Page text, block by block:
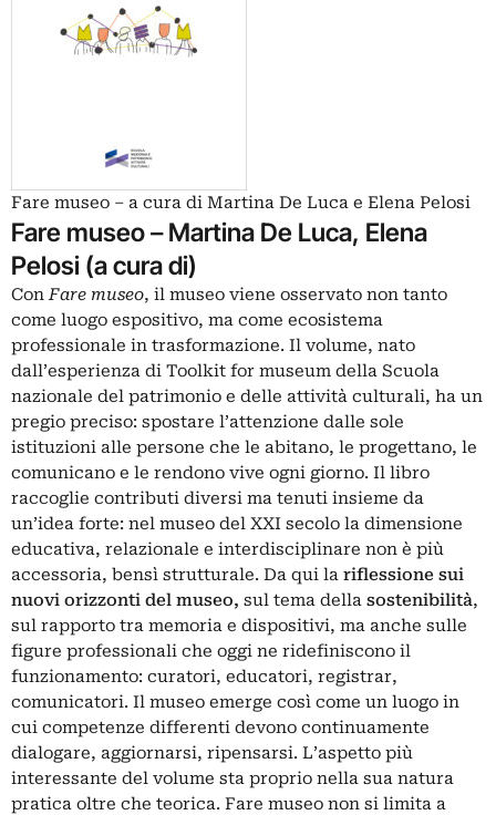
Fare museo – a cura di Martina De Luca e Elena Pelosi
Fare museo – Martina De Luca, Elena
Pelosi (a cura di)
Con Fare museo, il museo viene osservato non tanto
come luogo espositivo, ma come ecosistema
professionale in trasformazione. Il volume, nato
dall’esperienza di Toolkit for museum della Scuola
nazionale del patrimonio e delle attività culturali, ha un
pregio preciso: spostare l’attenzione dalle sole
istituzioni alle persone che le abitano, le progettano, le
comunicano e le rendono vive ogni giorno. Il libro
raccoglie contributi diversi ma tenuti insieme da
un’idea forte: nel museo del XXI secolo la dimensione
educativa, relazionale e interdisciplinare non è più
accessoria, bensì strutturale. Da qui la riflessione sui
nuovi orizzonti del museo, sul tema della sostenibilità,
sul rapporto tra memoria e dispositivi, ma anche sulle
figure professionali che oggi ne ridefiniscono il
funzionamento: curatori, educatori, registrar,
comunicatori. Il museo emerge così come un luogo in
cui competenze differenti devono continuamente
dialogare, aggiornarsi, ripensarsi. L’aspetto più
interessante del volume sta proprio nella sua natura
pratica oltre che teorica. Fare museo non si limita a